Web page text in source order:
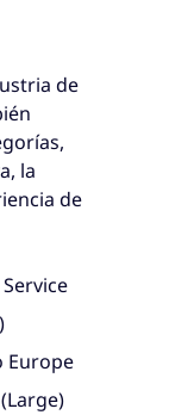
de
la
de
Europe